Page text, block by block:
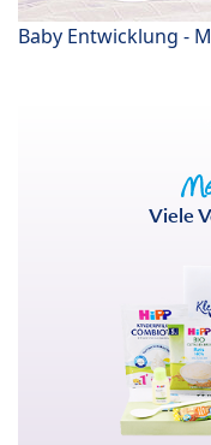
Baby Entwicklung -
Viele